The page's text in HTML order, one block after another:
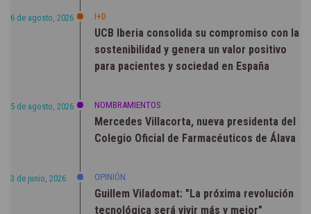
6 de agosto, 2026 I+D
UCB Iberia consolida su compromiso con la
sostenibilidad y genera un valor positivo
para pacientes y sociedad en España
5 de agosto, 2026 NOMBRAMIENTOS
Mercedes Villacorta, nueva presidenta del
Colegio Oficial de Farmacéuticos de Álava
3 de junio, 2026 OPINIÓN
Guillem Viladomat: "La próxima revolución
tecnológica será vivir más y mejor"